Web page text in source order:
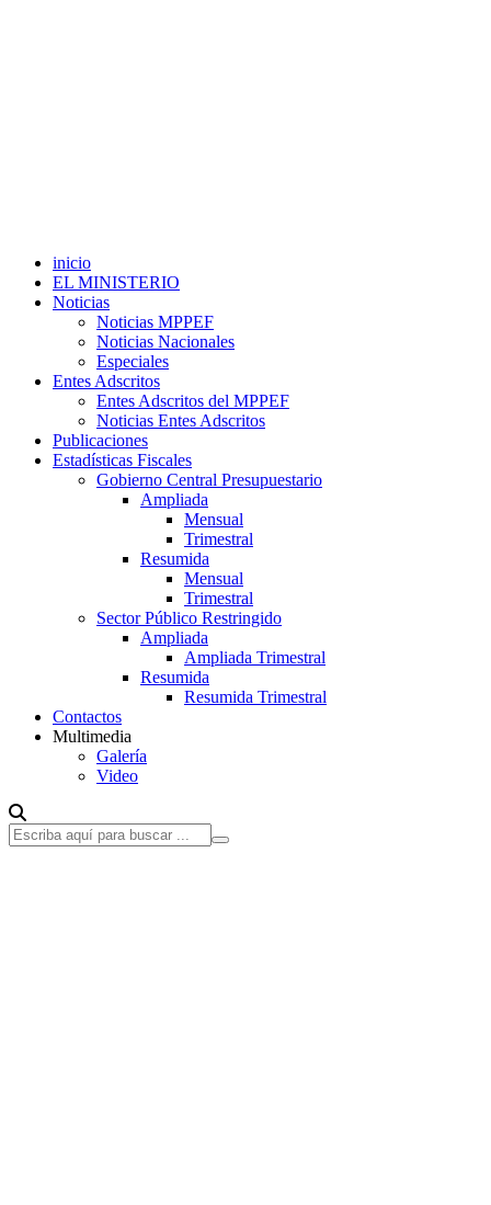
inicio
EL MINISTERIO
Noticias
Noticias MPPEF
Noticias Nacionales
Especiales
Entes Adscritos
Entes Adscritos del MPPEF
Noticias Entes Adscritos
Publicaciones
Estadísticas Fiscales
Gobierno Central Presupuestario
Ampliada
Mensual
Trimestral
Resumida
Mensual
Trimestral
Sector Público Restringido
Ampliada
Ampliada Trimestral
Resumida
Resumida Trimestral
Contactos
Multimedia
Galería
Video